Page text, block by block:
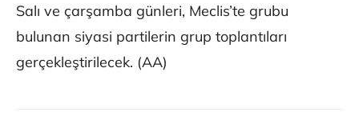
Salı ve çarşamba günleri, Meclis’te grubu
bulunan siyasi partilerin grup toplantıları
gerçekleştirilecek. (AA)